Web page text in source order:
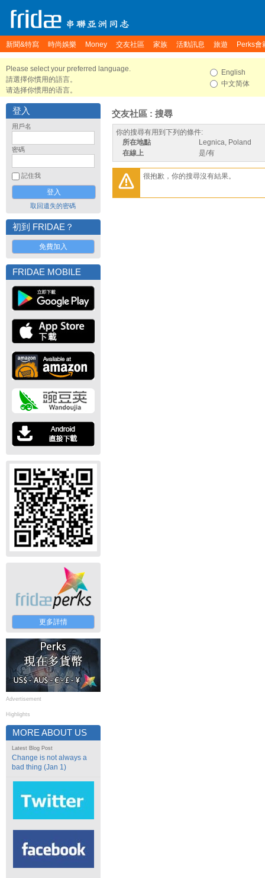
新聞&特寫 時尚娛樂 Money 交友社區 家族 活動訊息 旅遊 Perks會
Please select your preferred language.
請選擇你慣用的語言。
请选择你惯用的语言。
English
中文简体
登入
用戶名
密碼
記住我
取回遺失的密碼
初到 FRIDAE？
免費加入
FRIDAE MOBILE
更多詳情
Advertisement
Highlights
MORE ABOUT US
Latest Blog Post
Change is not always a
bad thing (Jan 1)
交友社區 : 搜尋
你的搜尋有用到下列的條件:
所在地點
Legnica, Poland
在線上
是/有
很抱歉，你的搜尋沒有結果。